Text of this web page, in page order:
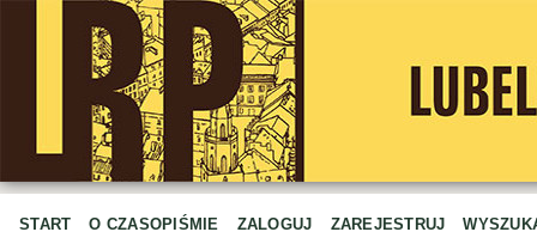
START O CZASOPIŚMIE ZALOGUJ ZAREJESTRUJ